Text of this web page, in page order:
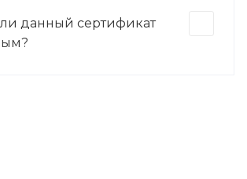
данный сертификат